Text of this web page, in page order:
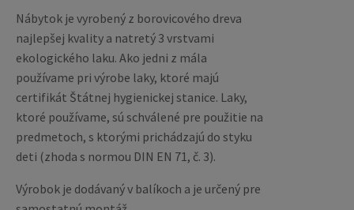
Nábytok je vyrobený z borovicového dreva
najlepšej kvality a natretý 3 vrstvami
ekologického laku. Ako jedni z mála
používame pri výrobe laky, ktoré majú
certifikát Štátnej hygienickej stanice. Laky,
ktoré používame, sú schválené pre použitie na
predmetoch, s ktorými prichádzajú do styku
deti (zhoda s normou DIN EN 71, č. 3).
Výrobok je dodávaný v balíkoch a je určený pre